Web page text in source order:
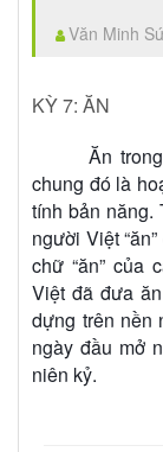
Văn Minh
KỲ 7: ĂN
Ăn
chung đó là
tính bản năng.
người Việt
chữ “ăn” của
Việt đã đưa
dựng trên nền
ngày đầu mở
niên kỷ.